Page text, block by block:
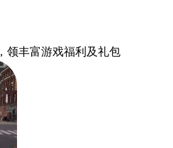
，领丰富游戏福利 及礼包